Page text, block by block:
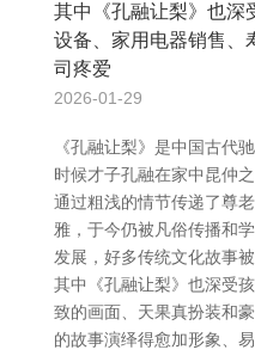
其中《孔融让梨》也深
设备、家用电器销售、
司疼爱
2026-01-29
《孔融让梨》是中国古代
时候才子孔融在家中昆仲
通过粗浅的情节传递了尊
雅，于今仍被凡俗传播和
发展，好多传统文化故事
其中《孔融让梨》也深受
致的画面、天果真扮装和
的故事演绎得愈加形象、